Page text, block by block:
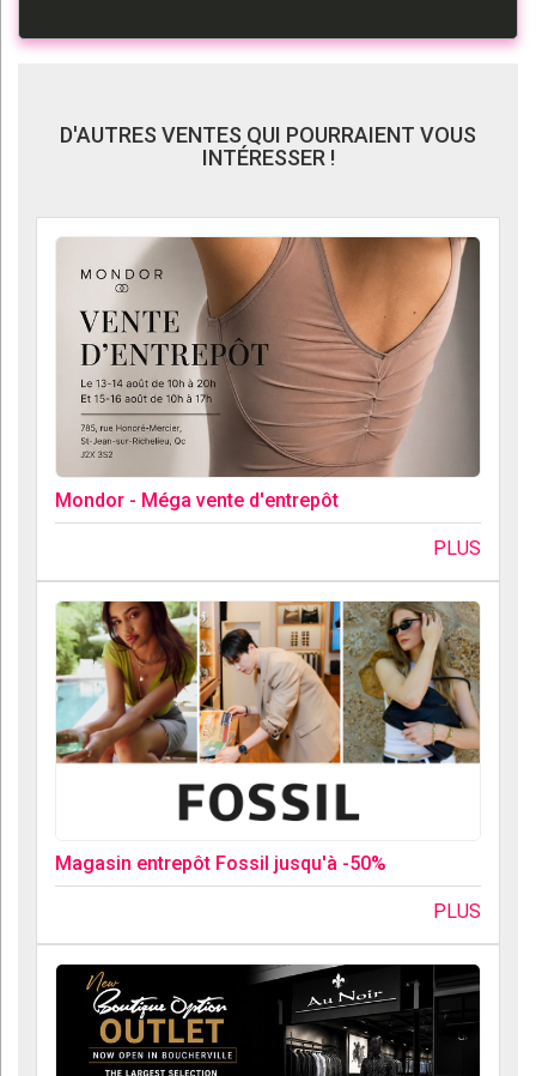
D'AUTRES VENTES QUI POURRAIENT VOUS
INTÉRESSER !
Mondor - Méga vente d'entrepôt
PLUS
Magasin entrepôt Fossil jusqu'à -50%
PLUS